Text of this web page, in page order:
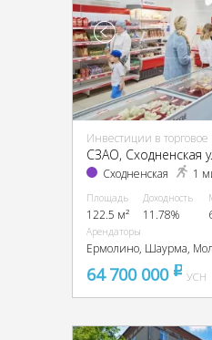
Инвестиции в
CЗАО, Сходненская
Сходненская 1
Площадь
122.5 м²
Доходность
11.78%
Арендаторы
Ермолино, Шаурма,
64 700 000 pуб
УСН